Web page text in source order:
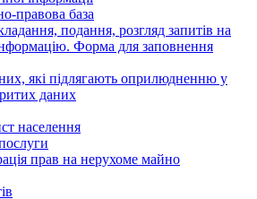
правова база
подання, розгляд запитів на
Форма для заповнення
які підлягають оприлюдненню у
даних
населення
прав на нерухоме майно